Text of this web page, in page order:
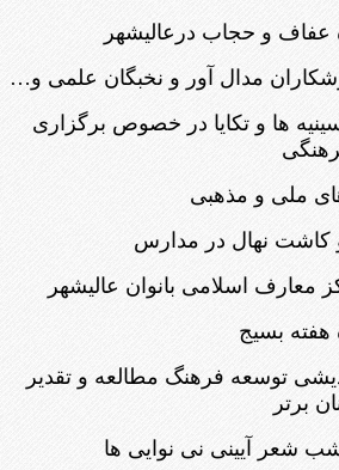
عفاف و حجاب درعالیشهر
مدال آور و نخبگان علمی و…
ها و تکایا در خصوص برگزاری
ملی و مذهبی
معارف اسلامی بانوان عالیشهر
هفته بسیج
توسعه فرهنگ مطالعه و تقدیر
برتر
شعر آیینی نی نوایی ها